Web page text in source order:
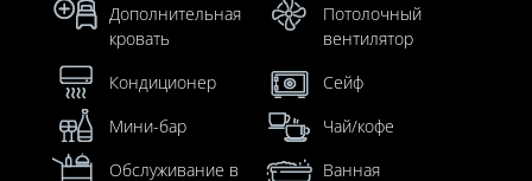
Дополнительная
кровать
Потолочный
вентилятор
Кондиционер
Сейф
Мини-бар
Чай/кофе
Обслуживание в
Ванная